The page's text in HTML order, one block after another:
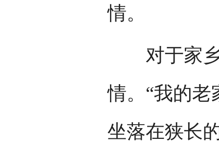
情。
对于家乡
情。“我的
坐落在狭长